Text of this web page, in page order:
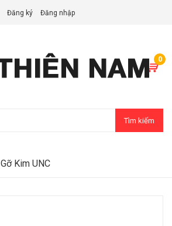
Đăng ký Đăng nhập
0
Tìm kiếm
Gỡ Kim UNC